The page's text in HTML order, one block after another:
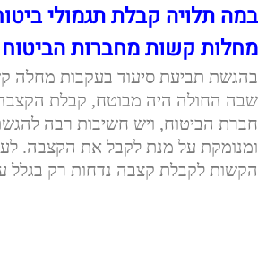
במה תלויה קבלת תגמולי
מחלות קשות מחברות
בהגשת תביעת סיעוד בעקבות מחלה
שבה החולה היה מבוטח, קבלת
חברת הביטוח, ויש חשיבות רבה
ומנומקת על מנת לקבל את הקצבה.
הקשות לקבלת קצבה נדחות רק בגלל